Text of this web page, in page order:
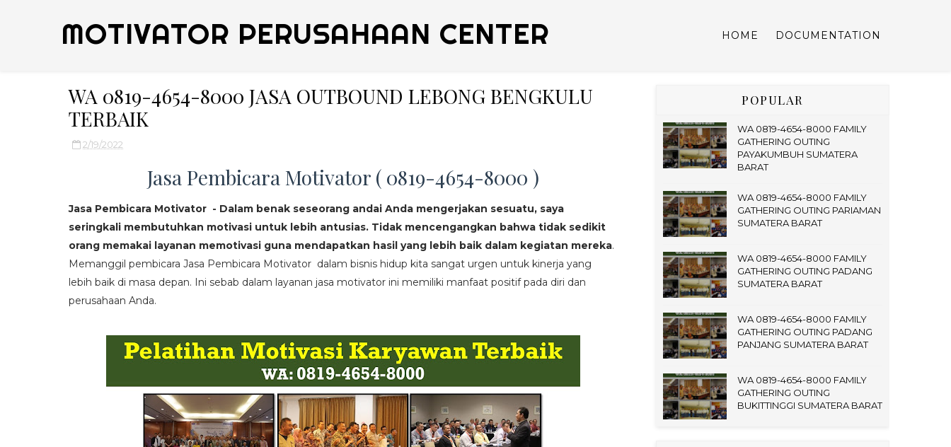
MOTIVATOR PERUSAHAAN CENTER HOME DOCUMENTATION
WA 0819-4654-8000 JASA OUTBOUND LEBONG BENGKULU
TERBAIK
2/19/2022
Jasa Pembicara Motivator ( 0819-4654-8000 )
Jasa Pembicara Motivator - Dalam benak seseorang andai Anda mengerjakan sesuatu, saya
seringkali membutuhkan motivasi untuk lebih antusias. Tidak mencengangkan bahwa tidak sedikit
orang memakai layanan memotivasi guna mendapatkan hasil yang lebih baik dalam kegiatan mereka.
Memanggil pembicara Jasa Pembicara Motivator dalam bisnis hidup kita sangat urgen untuk kinerja yang
lebih baik di masa depan. Ini sebab dalam layanan jasa motivator ini memiliki manfaat positif pada diri dan
perusahaan Anda.
POPULAR
WA 0819-4654-8000 FAMILY
GATHERING OUTING
PAYAKUMBUH SUMATERA
BARAT
WA 0819-4654-8000 FAMILY
GATHERING OUTING PARIAMAN
SUMATERA BARAT
WA 0819-4654-8000 FAMILY
GATHERING OUTING PADANG
SUMATERA BARAT
WA 0819-4654-8000 FAMILY
GATHERING OUTING PADANG
PANJANG SUMATERA BARAT
WA 0819-4654-8000 FAMILY
GATHERING OUTING
BUKITTINGGI SUMATERA BARAT